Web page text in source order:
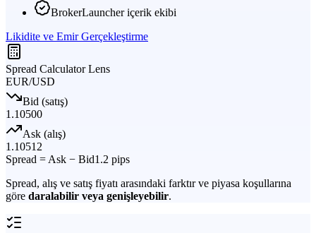
BrokerLauncher içerik ekibi
Likidite ve Emir Gerçekleştirme
Spread Calculator Lens
EUR/USD
Bid (satış)
1.10500
Ask (alış)
1.10512
Spread = Ask − Bid1.2 pips
Spread, alış ve satış fiyatı arasındaki farktır ve piyasa koşullarına
göre daralabilir veya genişleyebilir.